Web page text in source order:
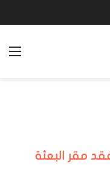
مقر البعثة